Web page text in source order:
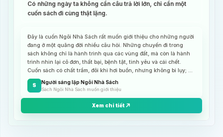
Có những ngày ta không cần câu trả lời lớn, chỉ cần một
cuốn sách đi cùng thật lặng.
Đây là cuốn Ngôi Nhà Sách rất muốn giới thiệu cho những người
đang ở một quãng đời nhiều câu hỏi. Những chuyến đi trong
sách không chỉ là hành trình qua các vùng đất, mà còn là hành
trình nhìn lại cô đơn, thất bại, bệnh tật, tình yêu và cái chết.
Cuốn sách có chất trầm, đôi khi hơi buồn, nhưng không bi lụy; nó
giúp người đọc chậm lại và tự hỏi mình đang sống vì điều gì. Đọc
cuốn này hợp nhất vào những ngày muốn tạm rời khỏi nhịp vội
S
Người sáng lập Ngôi Nhà Sách
Sách Ngôi Nhà Sách muốn giới thiệu
Xem chi tiết